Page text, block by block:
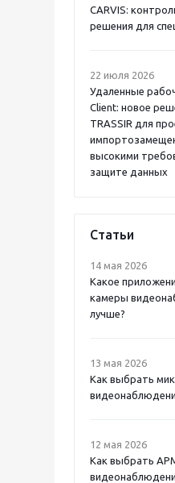
CARVIS:
решения для
22 июля 2026
Удаленные
Client: новое
TRASSIR для
высокими
защите данных
Статьи
14 мая 2026
Какое
камеры
лучше?
13 мая 2026
Как выбрать
12 мая 2026
Как выбрать